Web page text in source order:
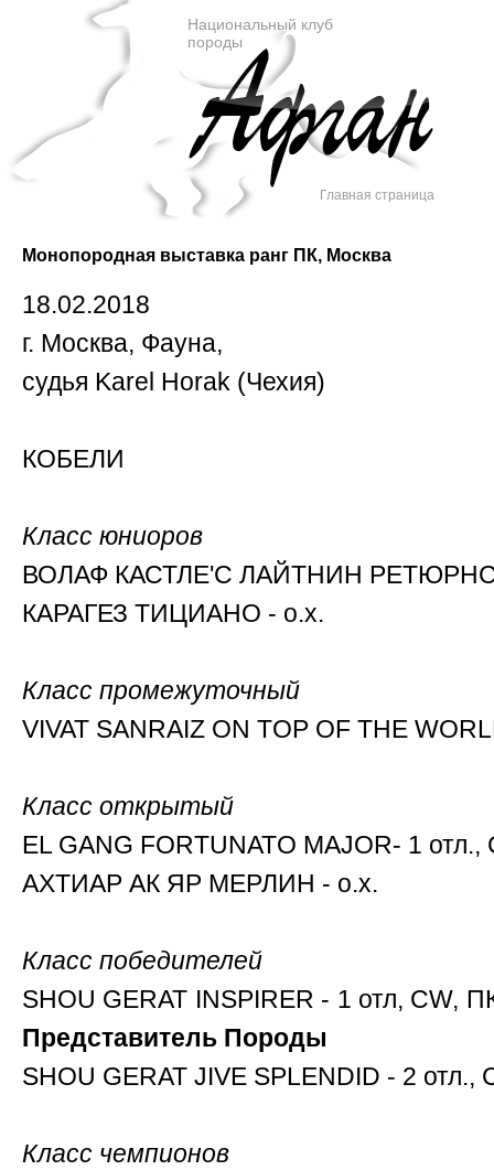
Национальный клуб
породы
Главная страница
Монопородная выставка ранг ПК, Москва
18.02.2018
г. Москва, Фауна,
судья Karel Horak (Чехия)
КОБЕЛИ
Класс юниоров
ВОЛАФ КАСТЛЕ'С ЛАЙТНИН РЕТЮРНС
КАРАГЕЗ ТИЦИАНО - о.х.
Класс промежуточный
VIVAT SANRAIZ ON TOP OF THE
Класс открытый
EL GANG FORTUNATO MAJOR- 1
АХТИАР АК ЯР МЕРЛИН - о.х.
Класс победителей
SHOU GERAT INSPIRER - 1 отл, CW,
Представитель Породы
SHOU GERAT JIVE SPLENDID - 2 отл.,
Класс чемпионов